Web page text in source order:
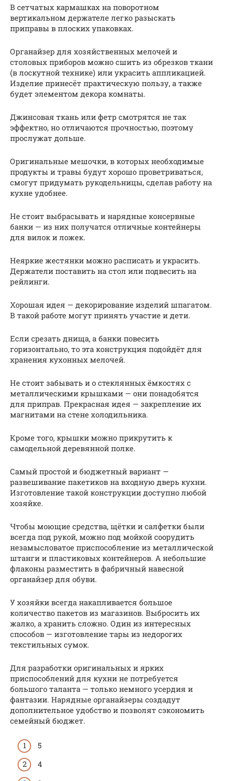
В сетчатых кармашках на поворотном
вертикальном держателе легко разыскать
приправы в плоских упаковках.
Органайзер для хозяйственных мелочей и
столовых приборов можно сшить из обрезков ткани
(в лоскутной технике) или украсить аппликацией.
Изделие принесёт практическую пользу, а также
будет элементом декора комнаты.
Джинсовая ткань или фетр смотрятся не так
эффектно, но отличаются прочностью, поэтому
прослужат дольше.
Оригинальные мешочки, в которых необходимые
продукты и травы будут хорошо проветриваться,
смогут придумать рукодельницы, сделав работу на
кухне удобнее.
Не стоит выбрасывать и нарядные консервные
банки — из них получатся отличные контейнеры
для вилок и ложек.
Неяркие жестянки можно расписать и украсить.
Держатели поставить на стол или подвесить на
рейлинги.
Хорошая идея — декорирование изделий шпагатом.
В такой работе могут принять участие и дети.
Если срезать днища, а банки повесить
горизонтально, то эта конструкция подойдёт для
хранения кухонных мелочей.
Не стоит забывать и о стеклянных ёмкостях с
металлическими крышками — они понадобятся
для приправ. Прекрасная идея — закрепление их
магнитами на стене холодильника.
Кроме того, крышки можно прикрутить к
самодельной деревянной полке.
Самый простой и бюджетный вариант —
развешивание пакетиков на входную дверь кухни.
Изготовление такой конструкции доступно любой
хозяйке.
Чтобы моющие средства, щётки и салфетки были
всегда под рукой, можно под мойкой соорудить
незамысловатое приспособление из металлической
штанги и пластиковых контейнеров. А небольшие
флаконы разместить в фабричный навесной
органайзер для обуви.
У хозяйки всегда накапливается большое
количество пакетов из магазинов. Выбросить их
жалко, а хранить сложно. Один из интересных
способов — изготовление тары из недорогих
текстильных сумок.
Для разработки оригинальных и ярких
приспособлений для кухни не потребуется
большого таланта — только немного усердия и
фантазии. Нарядные органайзеры создадут
дополнительное удобство и позволят сэкономить
семейный бюджет.
5
4